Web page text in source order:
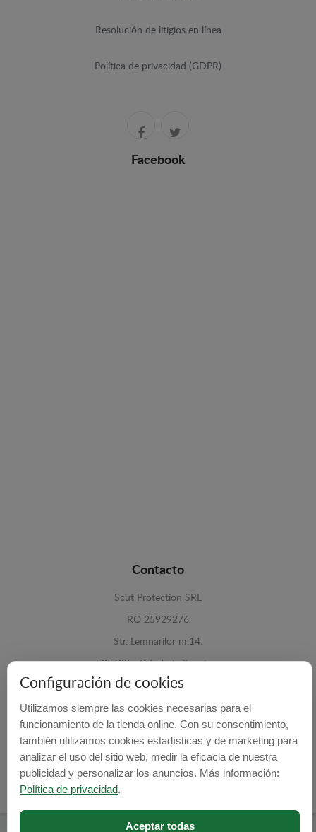
Resolución de litigios en línea
Política de privacidad (GDPR)
Facebook
Contacto
Scut Protection SRL
RO 25929276
Str. Lemnarilor nr.14.
535600 - Odorheiu Secuiesc
Harghita, Romania
E-mail: info@cubrecarter.com
Site: www.cubrecarter.com
Configuración de cookies
Utilizamos siempre las cookies necesarias para el
funcionamiento de la tienda online. Con su consentimiento,
también utilizamos cookies estadísticas y de marketing para
analizar el uso del sitio web, medir la eficacia de nuestra
publicidad y personalizar los anuncios. Más información:
Política de privacidad.
Aceptar todas